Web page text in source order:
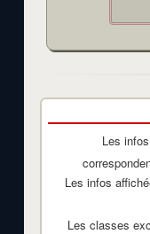
Les
Les infos
Les classes